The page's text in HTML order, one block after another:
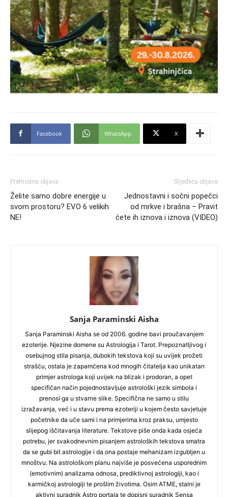
Facebook WhatsApp X
Prethodna objava
Želite samo dobre energije u
svom prostoru? EVO 6 velikih
NE!
Slijedeća objava
Jednostavni i sočni popečci
od mrkve i brašna – Pravit
ćete ih iznova i iznova (VIDEO)
Sanja Paraminski Aisha
Sanja Paraminski Aisha se od 2006. godine bavi proučavanjem
ezoterije. Njezine domene su Astrologija i Tarot. Prepoznatljivog i
osebujnog stila pisanja, dubokih tekstova koji su uvijek prožeti
strašću, ostala je zapamćena kod mnogih čitatelja kao unikatan
primjer astrologa koji uvijek na blizak i prodoran, a opet
specifičan način pojednostavljuje astrološki jezik simbola i
prenosi ga u stvarne slike. Specifična ne samo u stilu
izražavanja, već i u stavu prema ezoteriji u kojem često savjetuje
početnike da uče sami i na primjerima kroz praksu, umjesto
slijepog iščitavanja literature. Tekstove piše onda kada osjeća
potrebu, jer svakodnevnim pisanjem astroloških tekstova smatra
da se gubi bit astrologije i da ona postaje mehanizam izgubljen u
mnoštvu. Na astrološkom planu najviše je posvećena usporednim
(emotivnim) analizama odnosa, prediktivnoj astrologiji, kao i
karmičkoj astrologiji te prošlim životima. Osim ATME, stalni je
aktivni suradnik Astro portala te dopisni suradnik Sensa